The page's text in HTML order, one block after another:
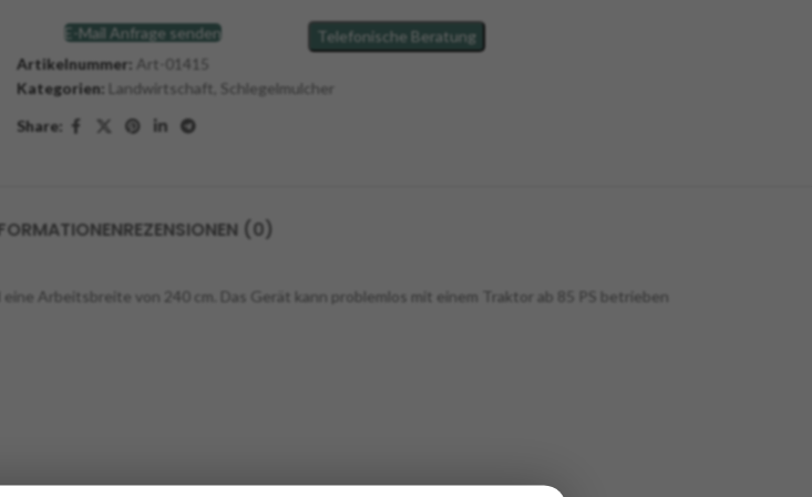
E-Mail Anfrage senden
Telefonische Beratung
Artikelnummer: Art-01415
Kategorien:
Landwirtschaft Schlegelmulcher
Share:
REZENSIONEN (0)
Arbeitsbreite von 240 cm. Das Gerät kann problemlos mit einem Traktor ab 85 PS betrieben